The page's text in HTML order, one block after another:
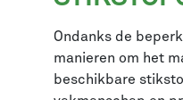
Ondanks de
manieren om het
beschikbare